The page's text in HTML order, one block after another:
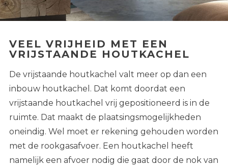
VEEL VRIJHEID MET EEN
VRIJSTAANDE HOUTKACHEL
De vrijstaande houtkachel valt meer op dan een
inbouw houtkachel. Dat komt doordat een
vrijstaande houtkachel vrij gepositioneerd is in de
ruimte. Dat maakt de plaatsingsmogelijkheden
oneindig. Wel moet er rekening gehouden worden
met de rookgasafvoer. Een houtkachel heeft
namelijk een afvoer nodig die gaat door de nok van